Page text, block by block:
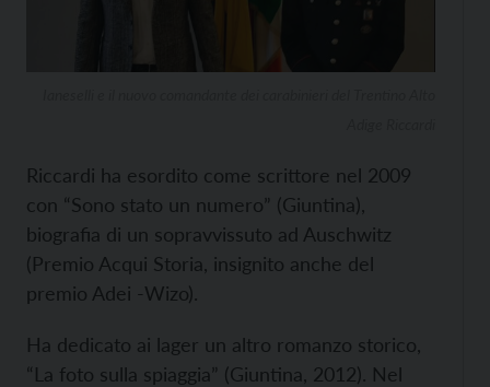
Riccardi ha esordito come scrittore nel 2009
con “Sono stato un numero” (Giuntina),
biografia di un sopravvissuto ad Auschwitz
(Premio Acqui Storia, insignito anche del
premio Adei -Wizo).
Ha dedicato ai lager un altro romanzo storico,
“La foto sulla spiaggia” (Giuntina, 2012). Nel